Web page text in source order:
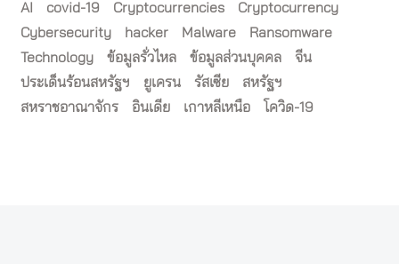
AI covid-19 Cryptocurrencies
Cryptocurrency
Cybersecurity
hacker Malware
Ransomware
Technology
ข้อมูลรั่วไหล ข้อมูลส่วนบุคคล
จีน
ประเด็นร้อนสหรัฐฯ
ยูเครน รัสเซีย
สหรัฐฯ
สหราชอาณาจักร
อินเดีย เกาหลีเหนือ โควิด-19